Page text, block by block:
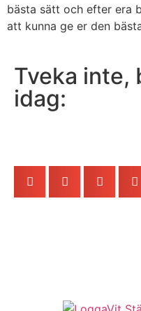
bästa sätt och efter era
att kunna ge er den
Tveka inte,
idag: